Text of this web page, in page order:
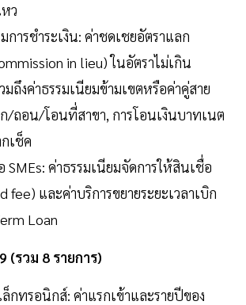
ว
การชำระเงิน: ค่าชดเชยอัตราแลก
in lieu) ในอัตราไม่เกิน
มถึงค่าธรรมเนียมข้ามเขตหรือค่าคู่สาย
/ถอน/โอนที่สาขา, การโอนเงินบาทเนต
เช็ค
SMEs: ค่าธรรมเนียมจัดการให้สินเชื่อ
fee) และค่าบริการขยายระยะเวลาเบิก
Loan
(รวม 8 รายการ)
กทรอนิกส์: ค่าแรกเข้าและรายปีของ